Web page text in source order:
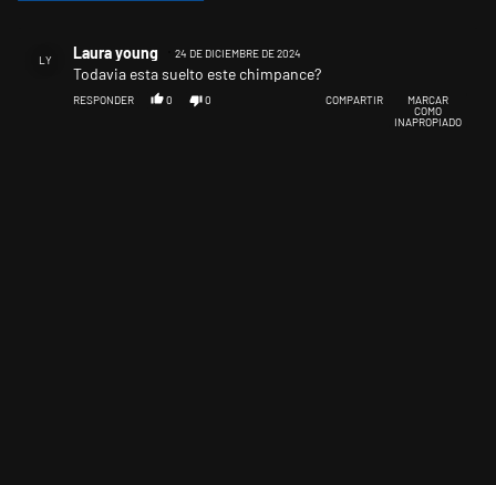
LY Laura young 24 DE DICIEMBRE DE 2024
Todavia esta suelto este chimpance?
RESPONDER 0 0 COMPARTIR
MARCAR
COMO
INAPROPIADO